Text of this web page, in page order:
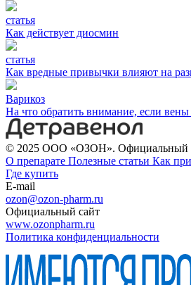
статья
Как действует диосмин
статья
Как вредные привычки влияют на
Варикоз
На что обратить внимание, если
© 2025 ООО «ОЗОН». Официальный
О препарате Полезные статьи Как
Где купить
E-mail
ozon@ozon-pharm.ru
Официальный сайт
www.ozonpharm.ru
Политика конфиденциальности